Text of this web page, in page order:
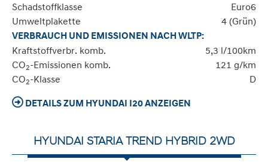
Schadstoffklasse
Euro6
Umweltplakette
4 (Grün)
VERBRAUCH UND EMISSIONEN NACH WLTP:
Kraftstoffverbr. komb.
5,3 l/100km
CO2-Emissionen komb.
121 g/km
CO2-Klasse D
DETAILS ZUM HYUNDAI I20 ANZEIGEN
HYUNDAI STARIA TREND HYBRID 2WD